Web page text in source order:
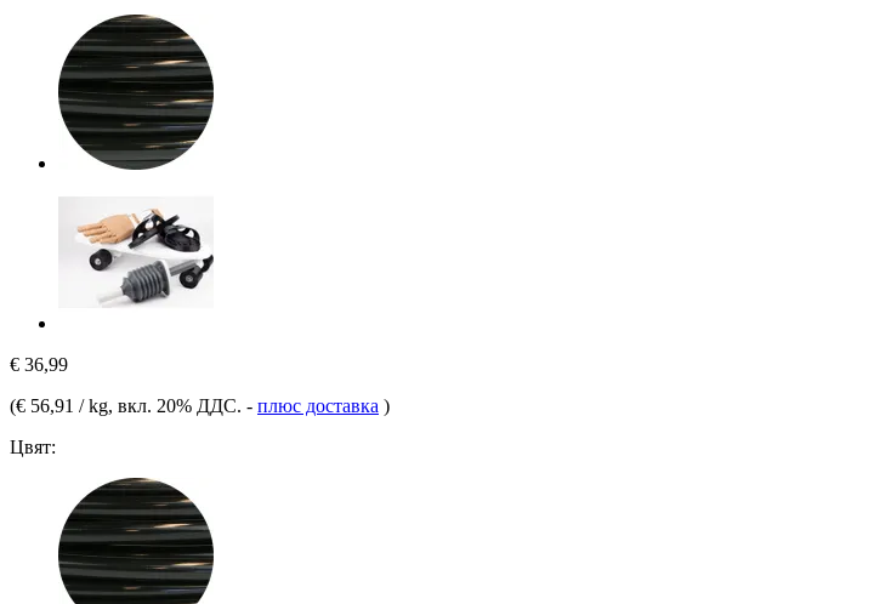
€ 36,99
(€ 56,91 / kg, вкл. 20% ДДС. - плюс доставка )
Цвят: